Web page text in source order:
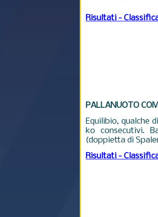
Risultati -
PALLANUOTO
Equilibio, qualche
ko consecutivi.
(doppietta di
Risultati -